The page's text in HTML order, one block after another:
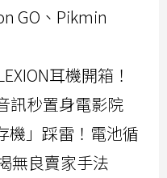
GO、Pikmin
耳機開箱！
訊秒置身電影院
機」踩雷！電池循
無良賣家手法